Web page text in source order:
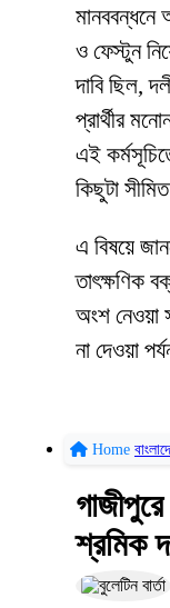
মানববন্ধনে
ও ফেস্টুন
দাবি ছিল,
প্রার্থীর
এই
কিছুটা
এ বিষয়ে
তাৎক্ষণিক
অংশ নেওয়া
না দেওয়া
Home
শ্রমিক